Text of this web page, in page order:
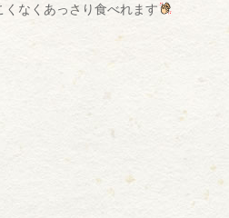
くなくあっさり食べれます